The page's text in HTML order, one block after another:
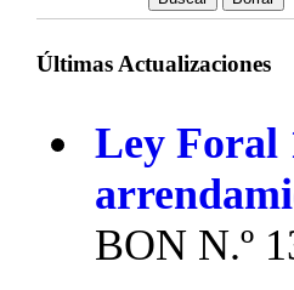
Últimas Actualizaciones
Ley Foral
BON N.º